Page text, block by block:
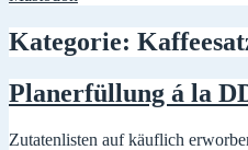
Kategorie:
Planerfüllung á la
Zutatenlisten auf käuflich